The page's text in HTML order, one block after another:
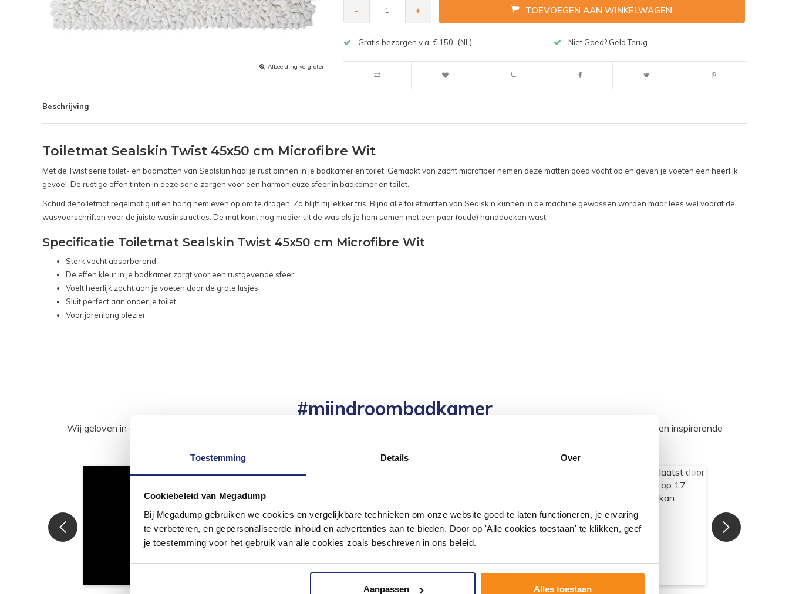
Toestemming Details Over
Cookiebeleid van Megadump
Bij Megadump gebruiken we cookies en vergelijkbare technieken om onze website goed te laten functioneren, je ervaring
te verbeteren, en gepersonaliseerde inhoud en advertenties aan te bieden. Door op 'Alle cookies toestaan' te klikken, geef
je toestemming voor het gebruik van alle cookies zoals beschreven in ons beleid.
Aanpassen Alles toestaan
Afbeelding vergroten
- + TOEVOEGEN AAN WINKELWAGEN
Gratis bezorgen v.a. € 150,-(NL) Niet Goed? Geld Terug
Beschrijving
Toiletmat Sealskin Twist 45x50 cm Microfibre Wit
Met de Twist serie toilet- en badmatten van Sealskin haal je rust binnen in je badkamer en toilet. Gemaakt van zacht microfiber nemen deze matten goed vocht op en geven je voeten een heerlijk
gevoel. De rustige effen tinten in deze serie zorgen voor een harmonieuze sfeer in badkamer en toilet.
Schud de toiletmat regelmatig uit en hang hem even op om te drogen. Zo blijft hij lekker fris. Bijna alle toiletmatten van Sealskin kunnen in de machine gewassen worden maar lees wel vooraf de
wasvoorschriften voor de juiste wasinstructies. De mat komt nog mooier uit de was als je hem samen met een paar (oude) handdoeken wast.
Specificatie Toiletmat Sealskin Twist 45x50 cm Microfibre Wit
Sterk vocht absorberend
De effen kleur in je badkamer zorgt voor een rustgevende sfeer
Voelt heerlijk zacht aan je voeten door de grote lusjes
Sluit perfect aan onder je toilet
Voor jarenlang plezier
#mijndroombadkamer
Wij geloven in de kracht van delen. Deel jouw badkamer op Instagram met #mijndroombadkamer en tag @megadumpnl. Samen bouwen we een inspirerende